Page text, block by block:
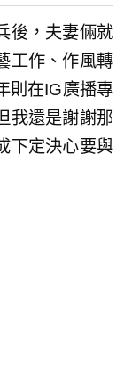
後，夫妻倆就
工作、作風轉
則在IG廣播專
我還是謝謝那
下定決心要與